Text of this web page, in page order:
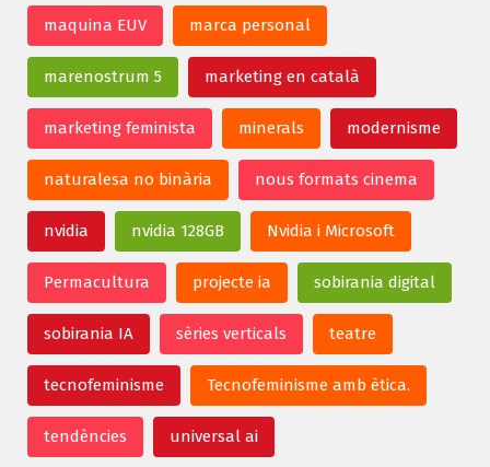
maquina EUV marca personal
marenostrum 5 marketing en català
marketing feminista minerals modernisme
naturalesa no binària nous formats cinema
nvidia nvidia 128GB Nvidia i Microsoft
Permacultura projecte ia sobirania digital
sobirania IA sèries verticals teatre
tecnofeminisme Tecnofeminisme amb ètica.
tendències universal ai